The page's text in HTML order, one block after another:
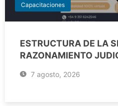
Capacitaciones
ESTRUCTURA DE LA
RAZONAMIENTO
7 agosto, 2026